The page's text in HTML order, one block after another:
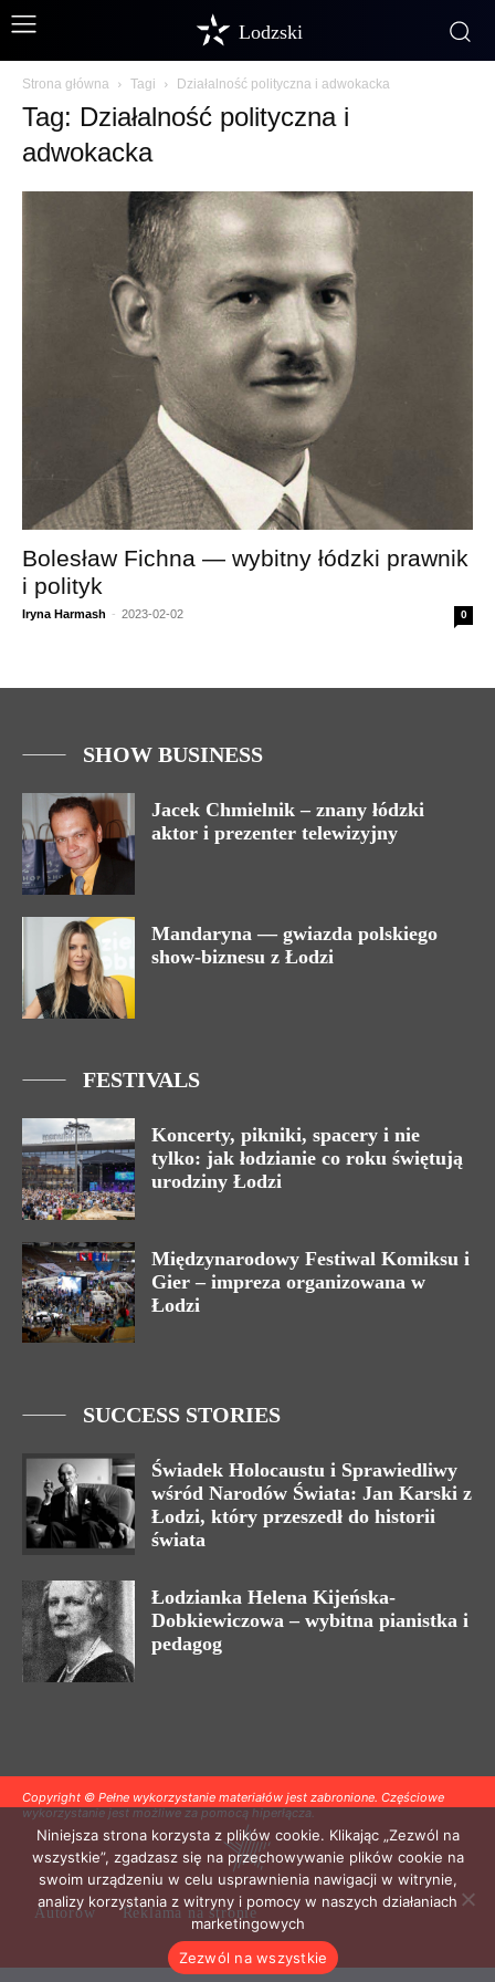
Lodzski
Strona główna Tagi Działalność polityczna i adwokacka
Tag: Działalność polityczna i
adwokacka
Bolesław Fichna — wybitny łódzki prawnik
i polityk
Iryna Harmash - 2023-02-02 0
SHOW BUSINESS
Jacek Chmielnik – znany łódzki
aktor i prezenter telewizyjny
Mandaryna — gwiazda polskiego
show-biznesu z Łodzi
FESTIVALS
Koncerty, pikniki, spacery i nie
tylko: jak łodzianie co roku świętują
urodziny Łodzi
Międzynarodowy Festiwal Komiksu i
Gier – impreza organizowana w
Łodzi
SUCCESS STORIES
Świadek Holocaustu i Sprawiedliwy
wśród Narodów Świata: Jan Karski z
Łodzi, który przeszedł do historii
świata
Łodzianka Helena Kijeńska-
Dobkiewiczowa – wybitna pianistka i
pedagog
Copyright © Pełne wykorzystanie materiałów jest zabronione. Częściowe
wykorzystanie jest możliwe za pomocą hiperłącza.
Autorów Reklama na stronie
Niniejsza strona korzysta z plików cookie. Klikając „Zezwól na
wszystkie”, zgadzasz się na przechowywanie plików cookie na
swoim urządzeniu w celu usprawnienia nawigacji w witrynie,
analizy korzystania z witryny i pomocy w naszych działaniach
marketingowych
Zezwól na wszystkie